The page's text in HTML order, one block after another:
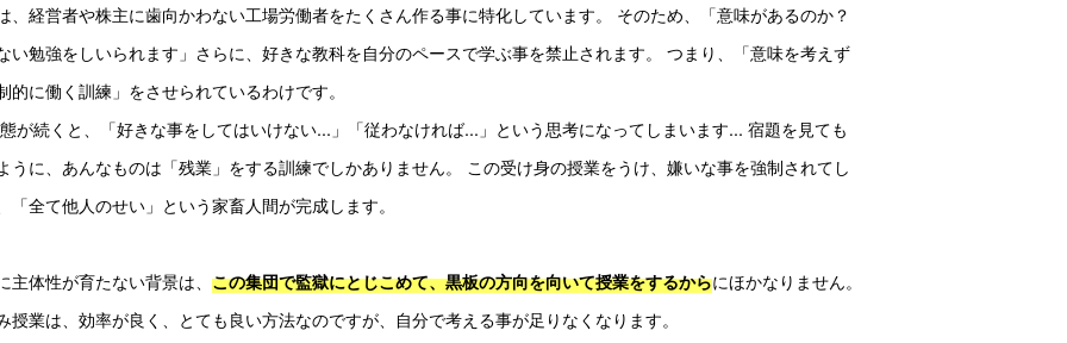
、経営者や株主に歯向かわない工場労働者をたくさん作る事に特化しています。 そのため、「意味があるのか？
い勉強をしいられます」さらに、好きな教科を自分のペースで学ぶ事を禁止されます。 つまり、「意味を考えず
的に働く訓練」をさせられているわけです。
が続くと、「好きな事をしてはいけない...」「従わなければ...」という思考になってしまいます... 宿題を見ても
うに、あんなものは「残業」をする訓練でしかありません。 この受け身の授業をうけ、嫌いな事を強制されてし
「全て他人のせい」という家畜人間が完成します。
主体性が育たない背景は、 この集団で監獄にとじこめて、黒板の方向を向いて授業をするからにほかなりません。
授業は、効率が良く、とても良い方法なのですが、自分で考える事が足りなくなります。